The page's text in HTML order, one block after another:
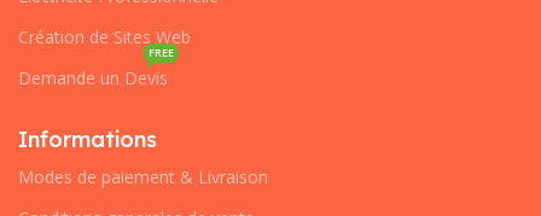
Création de Sites Web
Demande un Devis
FREE
Informations
Modes de paiement & Livraison